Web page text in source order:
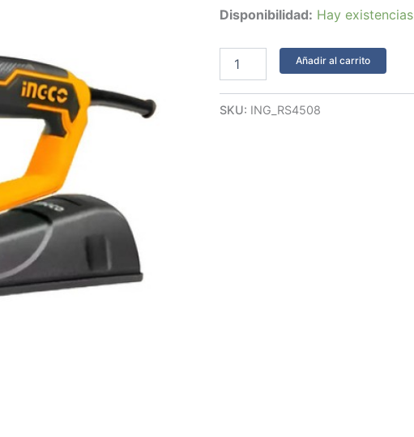
Disponibilidad: Hay existencias
Mod
Nuevo
Rs4508
cantidad
Añadir al carrito
SKU: ING_RS4508